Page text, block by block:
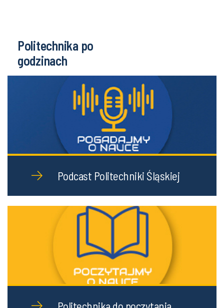
Politechnika po
godzinach
Podcast Politechniki Śląskiej